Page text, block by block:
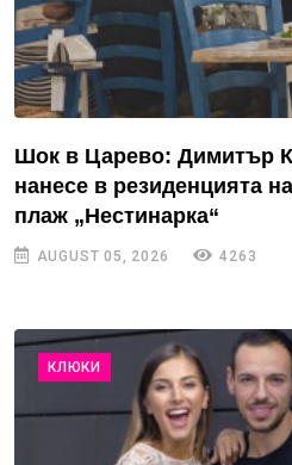
Шок в Царево: Димитър
нанесе в резиденцията
плаж „Нестинарка“
AUGUST 05, 2026 4263
КЛЮКИ